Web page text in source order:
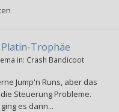
Trophäe
in: Crash Bandicoot
Jump'n Runs, aber das
Steuerung Probleme.
es dann...